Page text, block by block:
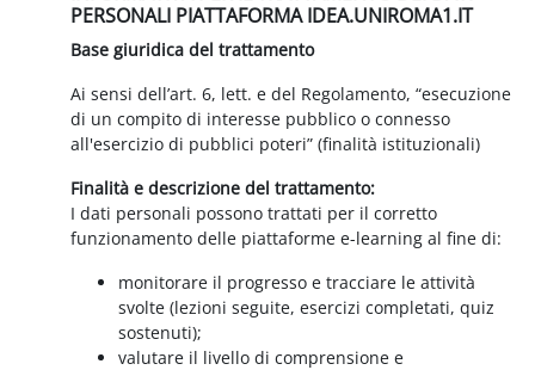
PERSONALI PIATTAFORMA IDEA.UNIROMA1.IT
Base giuridica del trattamento
Ai sensi dell’art. 6, lett. e del Regolamento, “esecuzione
di un compito di interesse pubblico o connesso
all'esercizio di pubblici poteri” (finalità istituzionali)
Finalità e descrizione del trattamento:
I dati personali possono trattati per il corretto
funzionamento delle piattaforme e-learning al fine di:
monitorare il progresso e tracciare le attività
svolte (lezioni seguite, esercizi completati, quiz
sostenuti);
valutare il livello di comprensione e